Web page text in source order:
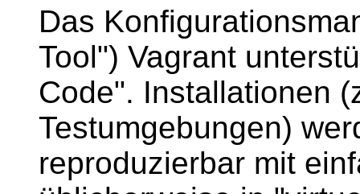
Das
Tool") Vagrant
Code". Installationen
Testumgebungen)
reproduzierbar mit